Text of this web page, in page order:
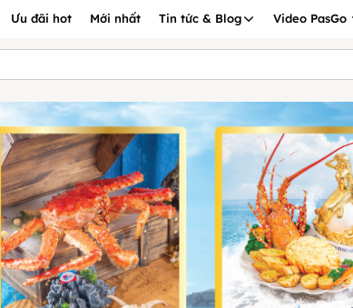
Ưu đãi hot Mới nhất Tin tức & Blog Video PasGo